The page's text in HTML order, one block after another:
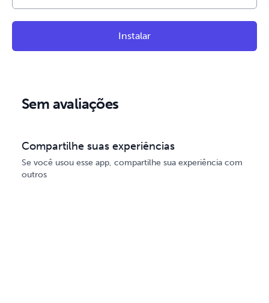
Instalar
Sem avaliações
Compartilhe suas experiências
Se você usou esse app, compartilhe sua experiência com
outros